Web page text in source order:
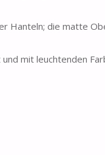
die matte
mit leuchtenden